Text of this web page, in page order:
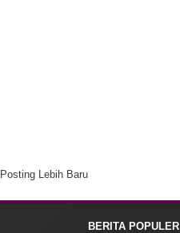
Posting Lebih Baru
BERITA POPULER